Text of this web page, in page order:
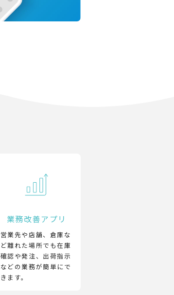
業務改善アプリ
営業先や店舗、倉庫な
ど離れた場所でも在庫
確認や発注、出荷指示
などの業務が簡単にで
きます。